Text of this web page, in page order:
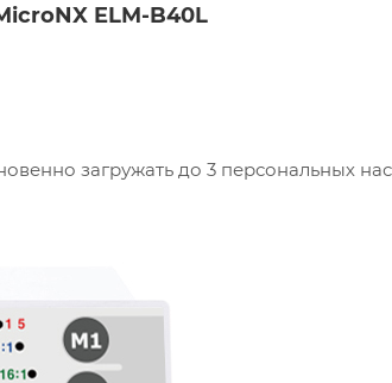
ELM-B40L
загружать до 3 персональных